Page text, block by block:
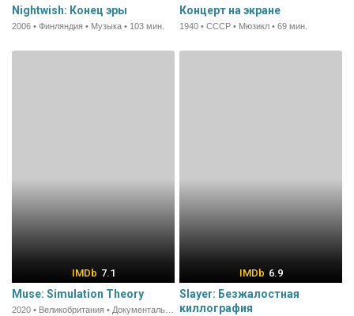
Nightwish: Конец эры
2006 • Финляндия • Музыка • 103 мин.
Концерт на экране
1940 • СССР • Мюзикл • 69 мин.
7.1
Muse: Simulation Theory
2020 • Великобритания • Документальный • 90 мин.
6.9
Slayer: Безжалостная
киллография